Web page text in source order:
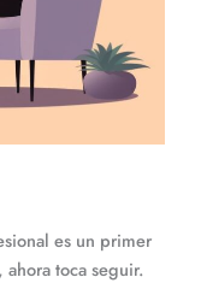
es un primer
ahora toca seguir.